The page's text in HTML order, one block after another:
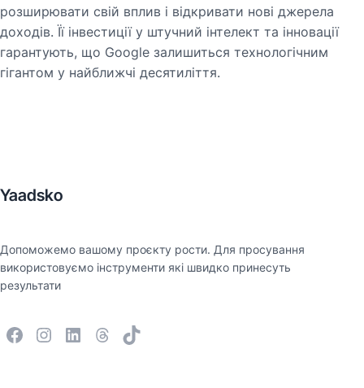
розширювати свій вплив і відкривати нові джерела
доходів. Її інвестиції у штучний інтелект та інновації
гарантують, що Google залишиться технологічним
гігантом у найближчі десятиліття.
Yaadsko
Допоможемо вашому проєкту рости. Для просування
використовуємо інструменти які швидко принесуть
результати